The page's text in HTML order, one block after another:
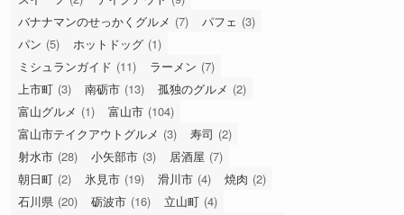
バナナマンのせっかくグルメ (7) パフェ (3)
パン (5) ホットドッグ (1)
ミシュランガイド (11) ラーメン (7)
上市町 (3) 南砺市 (13) 孤独のグルメ (2)
富山グルメ (1) 富山市 (104)
富山市テイクアウトグルメ (3) 寿司 (2)
射水市 (28) 小矢部市 (3) 居酒屋 (7)
朝日町 (2) 氷見市 (19) 滑川市 (4) 焼肉 (2)
石川県 (20) 砺波市 (16) 立山町 (4)